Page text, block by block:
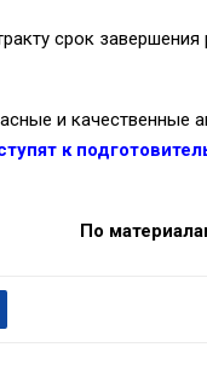
срок завершения
и качественные
к
По